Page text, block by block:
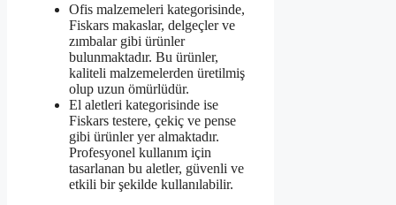
Ofis malzemeleri kategorisinde,
Fiskars makaslar, delgeçler ve
zımbalar gibi ürünler
bulunmaktadır. Bu ürünler,
kaliteli malzemelerden üretilmiş
olup uzun ömürlüdür.
El aletleri kategorisinde ise
Fiskars testere, çekiç ve pense
gibi ürünler yer almaktadır.
Profesyonel kullanım için
tasarlanan bu aletler, güvenli ve
etkili bir şekilde kullanılabilir.